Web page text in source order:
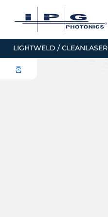
LIGHTWELD / CLEANLASER
홈